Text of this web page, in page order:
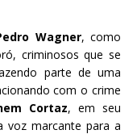
Wagner, como
criminosos que se
parte de uma
com o crime
Cortaz, em seu
voz marcante para a